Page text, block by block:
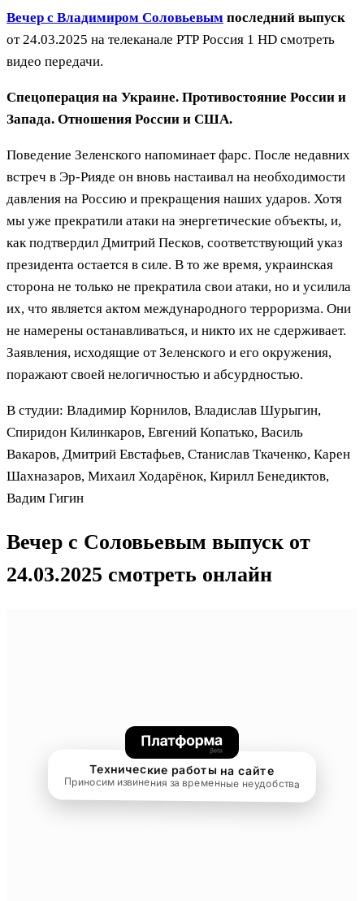
Вечер с Владимиром Соловьевым последний выпуск
от 24.03.2025 на телеканале РТР Россия 1 HD смотреть
видео передачи.
Спецоперация на Украине. Противостояние России и
Запада. Отношения России и США.
Поведение Зеленского напоминает фарс. После недавних
встреч в Эр-Рияде он вновь настаивал на необходимости
давления на Россию и прекращения наших ударов. Хотя
мы уже прекратили атаки на энергетические объекты, и,
как подтвердил Дмитрий Песков, соответствующий указ
президента остается в силе. В то же время, украинская
сторона не только не прекратила свои атаки, но и усилила
их, что является актом международного терроризма. Они
не намерены останавливаться, и никто их не сдерживает.
Заявления, исходящие от Зеленского и его окружения,
поражают своей нелогичностью и абсурдностью.
В студии: Владимир Корнилов, Владислав Шурыгин,
Спиридон Килинкаров, Евгений Копатько, Василь
Вакаров, Дмитрий Евстафьев, Станислав Ткаченко, Карен
Шахназаров, Михаил Ходарёнок, Кирилл Бенедиктов,
Вадим Гигин
Вечер с Соловьевым выпуск от
24.03.2025 смотреть онлайн